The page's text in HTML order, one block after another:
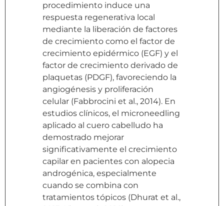
procedimiento induce una
respuesta regenerativa local
mediante la liberación de factores
de crecimiento como el factor de
crecimiento epidérmico (EGF) y el
factor de crecimiento derivado de
plaquetas (PDGF), favoreciendo la
angiogénesis y proliferación
celular (Fabbrocini et al., 2014). En
estudios clínicos, el microneedling
aplicado al cuero cabelludo ha
demostrado mejorar
significativamente el crecimiento
capilar en pacientes con alopecia
androgénica, especialmente
cuando se combina con
tratamientos tópicos (Dhurat et al.,